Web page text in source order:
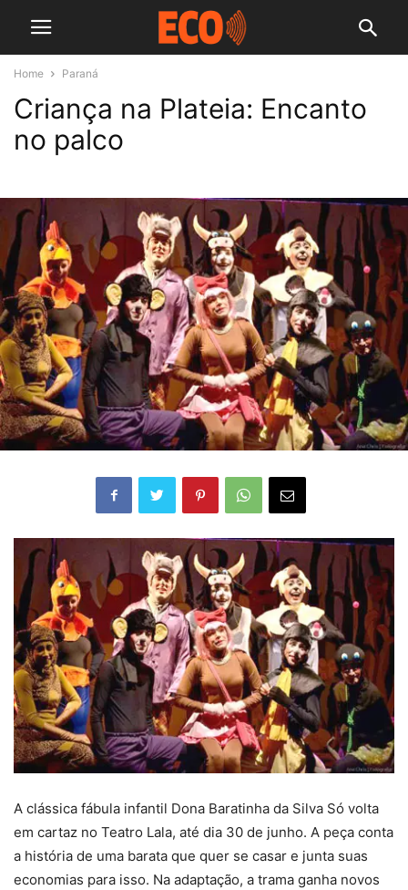
Home Paraná
Criança na Plateia: Encanto
no palco
A clássica fábula infantil Dona Baratinha da Silva Só volta
em cartaz no Teatro Lala, até dia 30 de junho. A peça conta
a história de uma barata que quer se casar e junta suas
economias para isso. Na adaptação, a trama ganha novos